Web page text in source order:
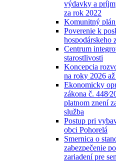
výdavky a
za rok 2022
Komunitný
Poverenie k
hospodárskeho
Centrum
starostlivosti
Koncepcia
na roky 2026
Ekonomicky
zákona č.
platnom znení
služba
Postup pri
obci Pohorelá
Smernica o
zabezpečenie
zariadení pre